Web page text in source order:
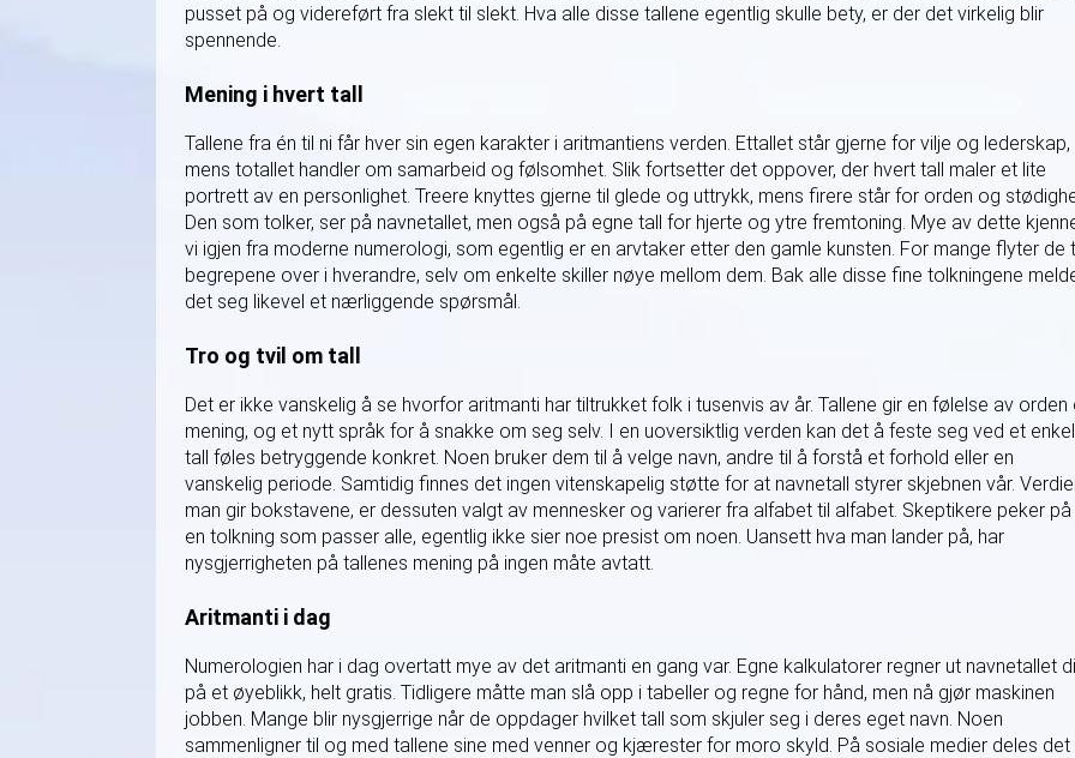
pusset på og videreført fra slekt til slekt. Hva alle disse tallene egentlig skulle bety, er der det virkelig blir
spennende.
Mening i hvert tall
Tallene fra én til ni får hver sin egen karakter i aritmantiens verden. Ettallet står gjerne for vilje og lederskap,
mens totallet handler om samarbeid og følsomhet. Slik fortsetter det oppover, der hvert tall maler et lite
portrett av en personlighet. Treere knyttes gjerne til glede og uttrykk, mens firere står for orden og
Den som tolker, ser på navnetallet, men også på egne tall for hjerte og ytre fremtoning. Mye av dette
vi igjen fra moderne numerologi, som egentlig er en arvtaker etter den gamle kunsten. For mange flyter de
begrepene over i hverandre, selv om enkelte skiller nøye mellom dem. Bak alle disse fine tolkningene
det seg likevel et nærliggende spørsmål.
Tro og tvil om tall
Det er ikke vanskelig å se hvorfor aritmanti har tiltrukket folk i tusenvis av år. Tallene gir en følelse av orden
mening, og et nytt språk for å snakke om seg selv. I en uoversiktlig verden kan det å feste seg ved et
tall føles betryggende konkret. Noen bruker dem til å velge navn, andre til å forstå et forhold eller en
vanskelig periode. Samtidig finnes det ingen vitenskapelig støtte for at navnetall styrer skjebnen vår.
man gir bokstavene, er dessuten valgt av mennesker og varierer fra alfabet til alfabet. Skeptikere peker
en tolkning som passer alle, egentlig ikke sier noe presist om noen. Uansett hva man lander på, har
nysgjerrigheten på tallenes mening på ingen måte avtatt.
Aritmanti i dag
Numerologien har i dag overtatt mye av det aritmanti en gang var. Egne kalkulatorer regner ut navnetallet
på et øyeblikk, helt gratis. Tidligere måtte man slå opp i tabeller og regne for hånd, men nå gjør maskinen
jobben. Mange blir nysgjerrige når de oppdager hvilket tall som skjuler seg i deres eget navn. Noen
sammenligner til og med tallene sine med venner og kjærester for moro skyld. På sosiale medier deles det